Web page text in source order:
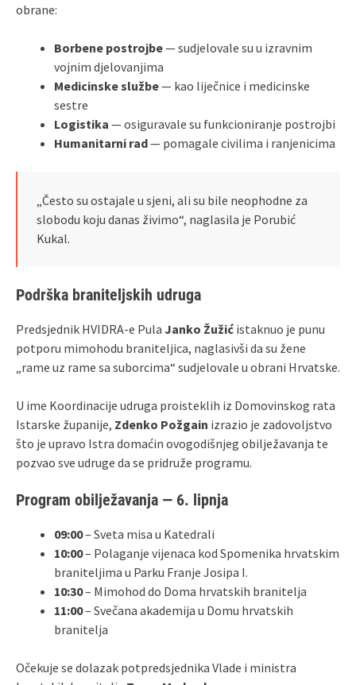
obrane:
Borbene postrojbe— sudjelovale su u izravnim
vojnim djelovanjima
Medicinske službe— kao liječnice i medicinske
sestre
Logistika — osiguravale su funkcioniranje postrojbi
Humanitarni rad— pomagale civilima i ranjenicima
„Često su ostajale u sjeni, ali su bile neophodne za
slobodu koju danas živimo“, naglasila je Porubić
Kukal.
Podrška braniteljskih udruga
Predsjednik HVIDRA-e Pula Janko Žužić istaknuo je punu
potporu mimohodu braniteljica, naglasivši da su žene
„rame uz rame sa suborcima“ sudjelovale u obrani Hrvatske.
U ime Koordinacije udruga proisteklih iz Domovinskog rata
Istarske županije, Zdenko Požgain izrazio je zadovoljstvo
što je upravo Istra domaćin ovogodišnjeg obilježavanja te
pozvao sve udruge da se pridruže programu.
Program obilježavanja — 6. lipnja
09:00– Sveta misa u Katedrali
10:00– Polaganje vijenaca kod Spomenika hrvatskim
braniteljima u Parku Franje Josipa I.
10:30– Mimohod do Doma hrvatskih branitelja
11:00– Svečana akademija u Domu hrvatskih
branitelja
Očekuje se dolazak potpredsjednika Vlade i ministra